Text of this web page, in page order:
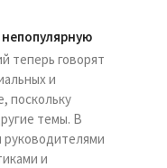
непопулярную
теперь говорят
и
поскольку
темы. В
руководителями
и